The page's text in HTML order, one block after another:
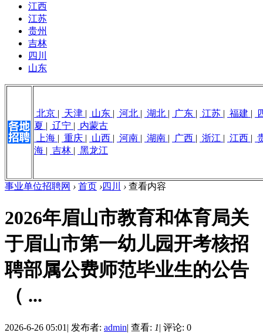
江西
江苏
贵州
吉林
四川
山东
北京 | 天津 | 山东 | 河北 | 湖北 | 广东 | 江苏 | 福建 |
夏 | 辽宁 | 内蒙古
上海 | 重庆 | 山西 | 河南 | 湖南 | 广西 | 浙江 | 江西 |
海 | 吉林 | 黑龙江
事业单位招聘网 › 首页 ›四川 › 查看内容
2026年眉山市教育和体育局关
于眉山市第一幼儿园开考核招
聘部属公费师范毕业生的公告
（ ...
2026-6-26 05:01 | 发布者: admin| 查看: 1| 评论: 0